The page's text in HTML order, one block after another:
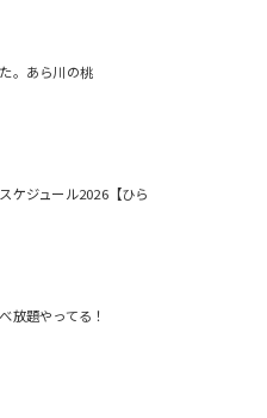
。あら川の桃
ケジュール2026【ひら
放題やってる！